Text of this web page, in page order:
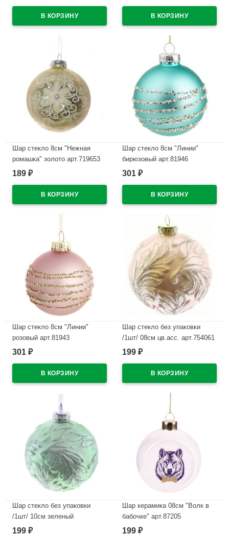
Шар стекло 8см "Нежная
ромашка" золото арт.719653
В наличии
189 ₽
Шар стекло 8см "Линии"
бирюзовый арт.81946
В наличии
301 ₽
Шар стекло 8см "Линии"
розовый арт.81943
В наличии
301 ₽
Шар стекло без упаковки
/1шт/ 08см цв.асс. арт.754061
В наличии
199 ₽
Шар стекло без упаковки
/1шт/ 10см зеленый
арт.754062
199 ₽
Шар керамика 08см "Волк в
бабочке" арт.87205
199 ₽